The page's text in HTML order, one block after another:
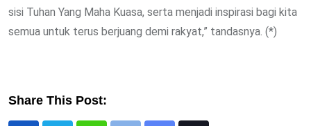
sisi Tuhan Yang Maha Kuasa, serta menjadi inspirasi bagi kita
semua untuk terus berjuang demi rakyat,” tandasnya. (*)
Share This Post: